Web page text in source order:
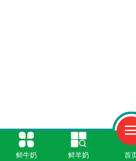
一、价格构成：一
鲜牛奶 鲜羊奶 首